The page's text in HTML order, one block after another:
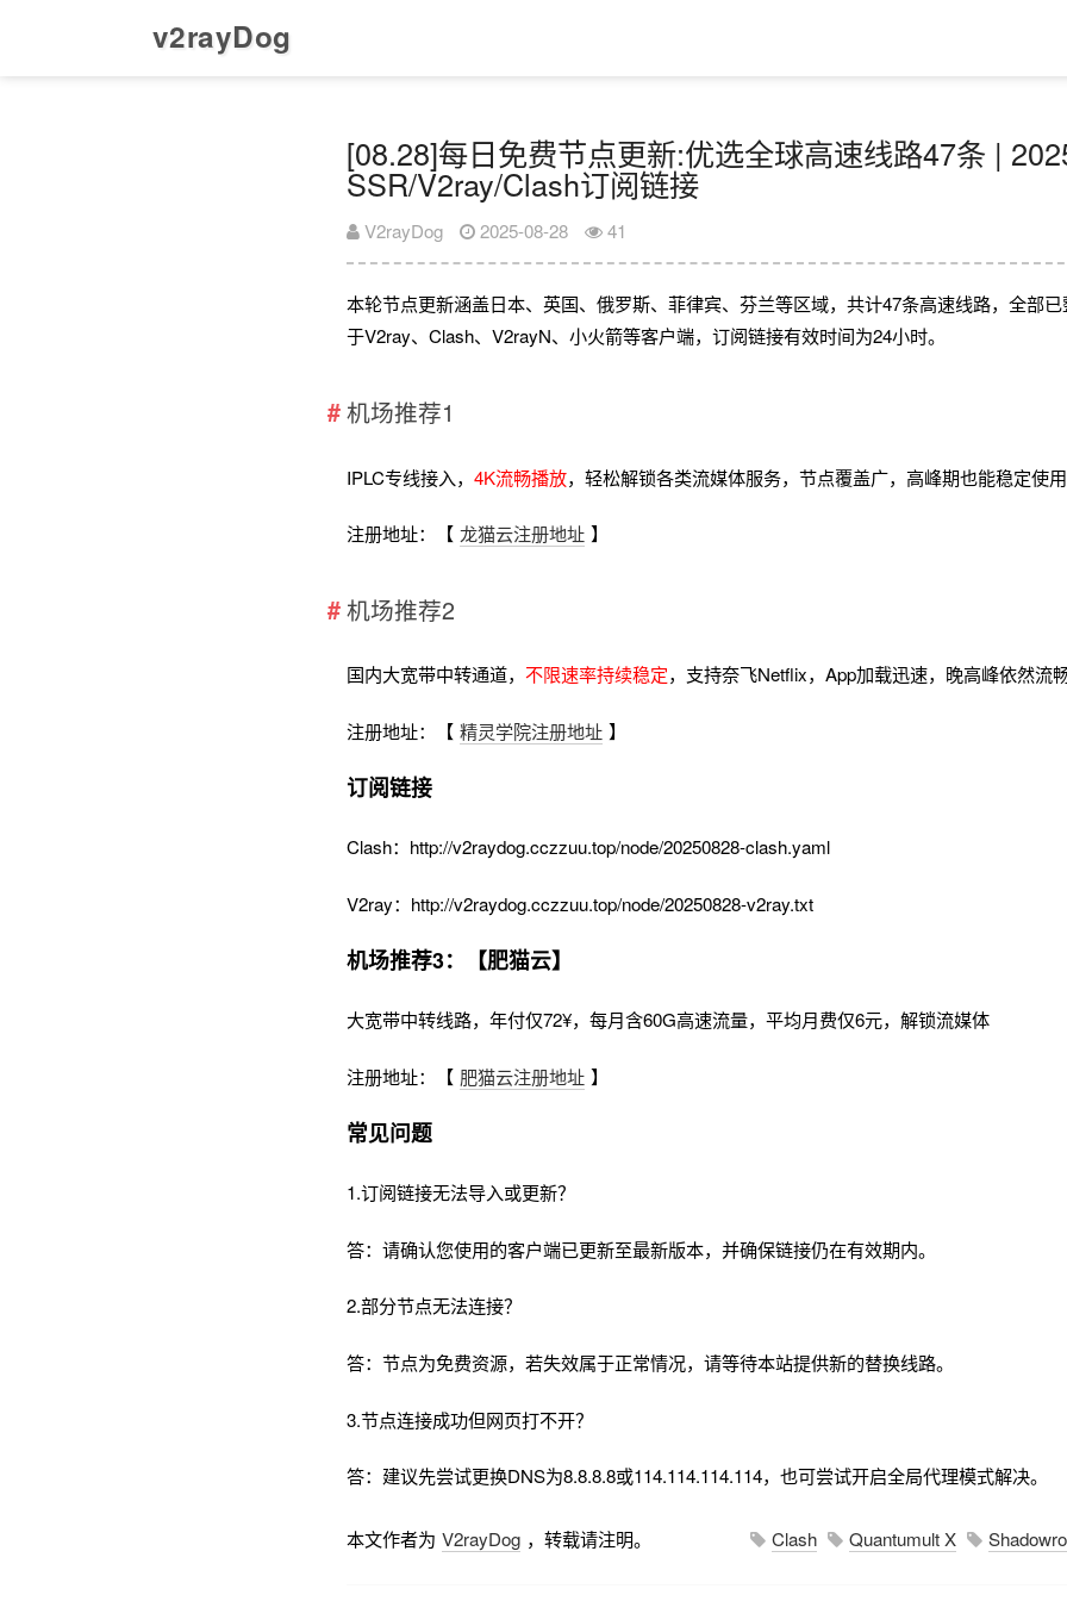
v2rayDog
[08.28]每日免费节点更新:优选全球高速线路47条 |
SSR/V2ray/Clash订阅链接
V2rayDog 2025-08-28 41
本轮节点更新涵盖日本、英国、俄罗斯、菲律宾、芬兰等区域，共计47条高速线路，全部
于V2ray、Clash、V2rayN、小火箭等客户端，订阅链接有效时间为24小时。
机场推荐1
IPLC专线接入，4K流畅播放，轻松解锁各类流媒体服务，节点覆盖广，高峰期也能稳定使
注册地址：【 龙猫云注册地址 】
机场推荐2
国内大宽带中转通道，不限速率持续稳定，支持奈飞Netflix，App加载迅速，晚高峰依然流
注册地址：【 精灵学院注册地址 】
订阅链接
Clash：http://v2raydog.cczzuu.top/node/20250828-clash.yaml
V2ray：http://v2raydog.cczzuu.top/node/20250828-v2ray.txt
机场推荐3：【肥猫云】
大宽带中转线路，年付仅72¥，每月含60G高速流量，平均月费仅6元，解锁流媒体
注册地址：【 肥猫云注册地址 】
常见问题
1.订阅链接无法导入或更新？
答：请确认您使用的客户端已更新至最新版本，并确保链接仍在有效期内。
2.部分节点无法连接？
答：节点为免费资源，若失效属于正常情况，请等待本站提供新的替换线路。
3.节点连接成功但网页打不开？
答：建议先尝试更换DNS为8.8.8.8或114.114.114.114，也可尝试开启全局代理模式解决。
本文作者为 V2rayDog ，转载请注明。 Clash Quantumult X